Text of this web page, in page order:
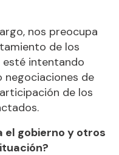
nos preocupa
de los
esté intentando
negociaciones de
de los
el gobierno y otros